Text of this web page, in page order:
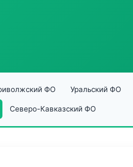
ФО Уральский ФО
Северо-Кавказский ФО